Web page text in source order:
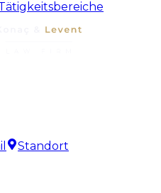
Standort